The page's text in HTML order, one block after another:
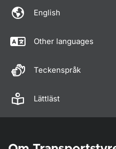
English
Other languages
Teckenspråk
Lättläst